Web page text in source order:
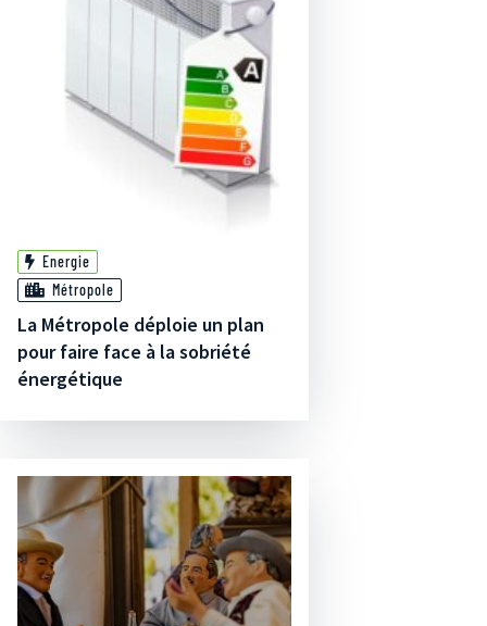
Energie
Métropole
La Métropole déploie un plan
pour faire face à la sobriété
énergétique